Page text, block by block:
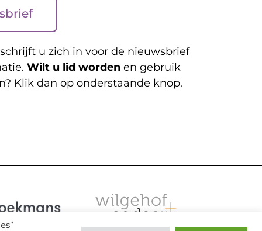
u zich in voor de nieuwsbrief
Wilt u lid worden en gebruik
Klik dan op onderstaande knop.